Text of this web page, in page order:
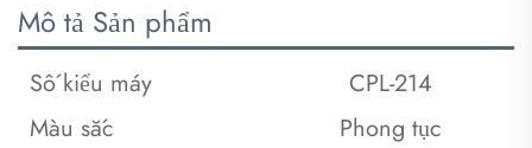
Mô tả Sản phẩm
Số kiểu máy
CPL-214
Màu sắc
Phong tục